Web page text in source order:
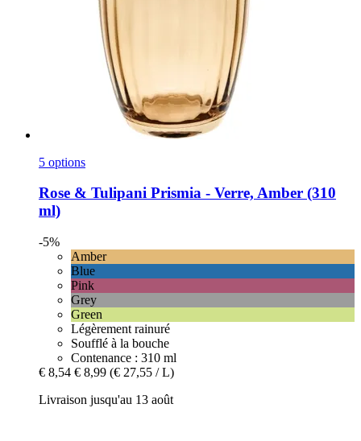
5 options
Rose & Tulipani Prismia -​ Verre, Amber (310
ml)
-5%
Amber
Blue
Pink
Grey
Green
Légèrement rainuré
Soufflé à la bouche
Contenance : 310 ml
€ 8,54 € 8,99 (€ 27,55 / L)
Livraison jusqu'au 13 août